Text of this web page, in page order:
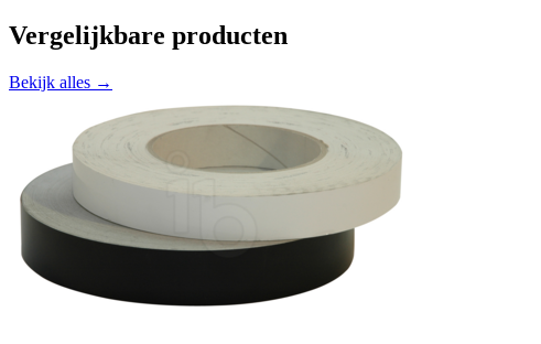
Vergelijkbare producten
Bekijk alles →